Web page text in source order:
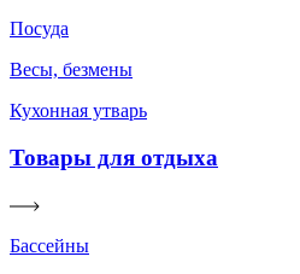
Посуда
Весы, безмены
Кухонная утварь
Товары для отдыха
Бассейны